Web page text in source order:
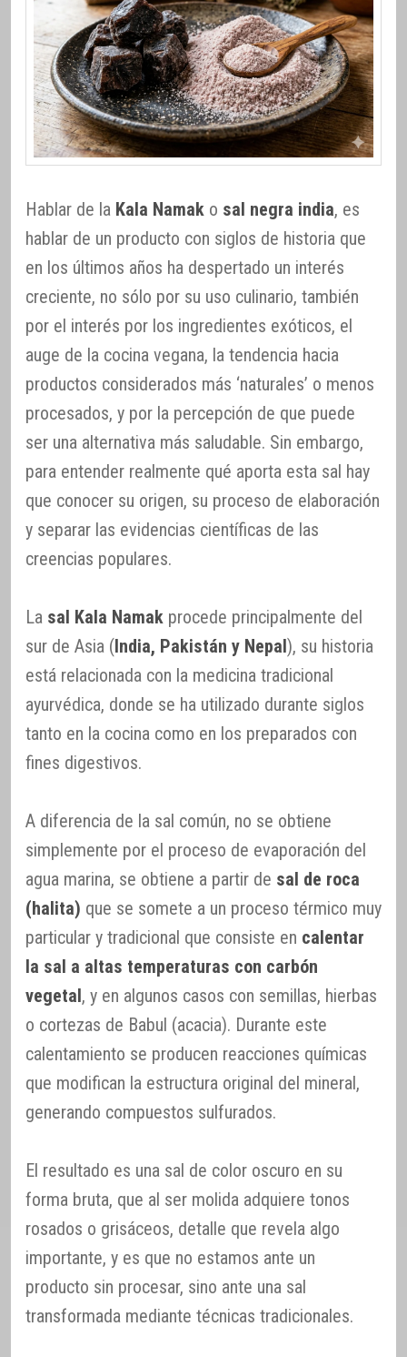
Hablar de la Kala Namak o sal negra india, es
hablar de un producto con siglos de historia que
en los últimos años ha despertado un interés
creciente, no sólo por su uso culinario, también
por el interés por los ingredientes exóticos, el
auge de la cocina vegana, la tendencia hacia
productos considerados más ‘naturales’ o menos
procesados, y por la percepción de que puede
ser una alternativa más saludable. Sin embargo,
para entender realmente qué aporta esta sal hay
que conocer su origen, su proceso de elaboración
y separar las evidencias científicas de las
creencias populares.
La sal Kala Namak procede principalmente del
sur de Asia (India, Pakistán y Nepal), su historia
está relacionada con la medicina tradicional
ayurvédica, donde se ha utilizado durante siglos
tanto en la cocina como en los preparados con
fines digestivos.
A diferencia de la sal común, no se obtiene
simplemente por el proceso de evaporación del
agua marina, se obtiene a partir de sal de roca
(halita) que se somete a un proceso térmico muy
particular y tradicional que consiste en calentar
la sal a altas temperaturas con carbón
vegetal, y en algunos casos con semillas, hierbas
o cortezas de Babul (acacia). Durante este
calentamiento se producen reacciones químicas
que modifican la estructura original del mineral,
generando compuestos sulfurados.
El resultado es una sal de color oscuro en su
forma bruta, que al ser molida adquiere tonos
rosados o grisáceos, detalle que revela algo
importante, y es que no estamos ante un
producto sin procesar, sino ante una sal
transformada mediante técnicas tradicionales.